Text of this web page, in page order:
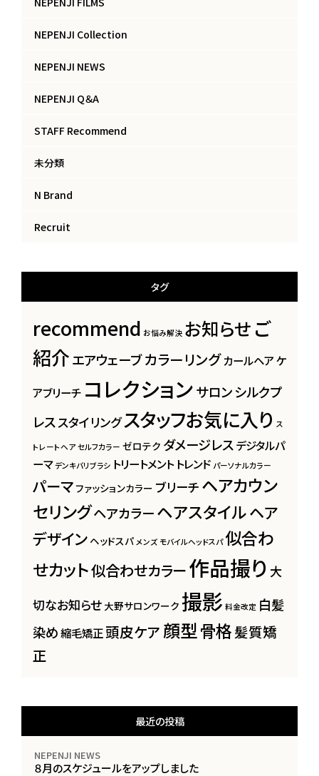
NEPENJI Collection
NEPENJI NEWS
NEPENJI Q＆A
STAFF Recommend
未分類
N Brand
Recruit
タグ
recommend お悩み解決 お知らせご
紹介エアウェーブカラーリング カールヘアケ
アブリーチ コレクションサロンシルクプ
レススタイリングスタッフお気に入り ス
トレートヘア セルフカラー ゼロテク ダメージレスデジタルパ
ーマ デンキバリブラシ トリートメント トレンド パーソナルカラー
パーマファッションカラー ブリーチ ヘアカウン
セリングヘアカラーヘアスタイルヘア
デザイン ヘッドスパ メンズ モバイルヘッドスパ 似合わ
せカット似合わせカラー作品撮り 大
切なお知らせ 大野サロンワーク 撮影 料金改定 白髪
染め縮毛矯正頭皮ケア 顔型骨格髪質矯
正
最近の投稿
NEPENJI NEWS
８月のスケジュールをアップしました